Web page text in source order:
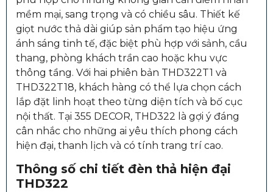
mềm mại, sang trọng và có chiều sâu. Thiết kế
giọt nước thả dài giúp sản phẩm tạo hiệu ứng
ánh sáng tinh tế, đặc biệt phù hợp với sảnh, cầu
thang, phòng khách trần cao hoặc khu vực
thông tầng. Với hai phiên bản THD322T1 và
THD322T18, khách hàng có thể lựa chọn cách
lắp đặt linh hoạt theo từng diện tích và bố cục
nội thất. Tại 355 DECOR, THD322 là gợi ý đáng
cân nhắc cho những ai yêu thích phong cách
hiện đại, thanh lịch và có tính trang trí cao.
Thông số chi tiết đèn thả hiện đại
THD322